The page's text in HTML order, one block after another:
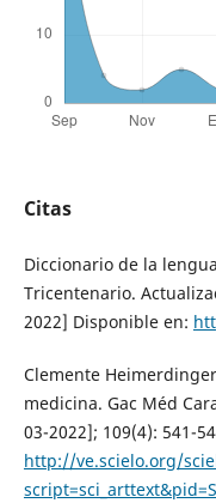
Citas
Diccionario de la
Tricentenario.
2022] Disponible en:
Clemente
medicina. Gac Méd
03-2022]; 109(4): 541-
http://ve.scielo.org/